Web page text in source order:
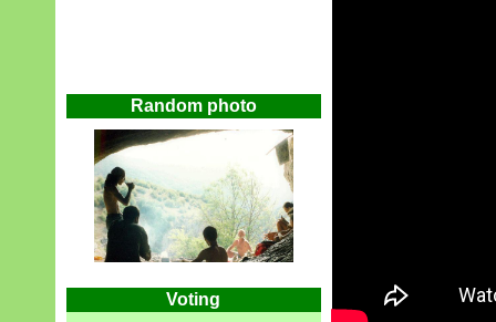
Random photo
Voting